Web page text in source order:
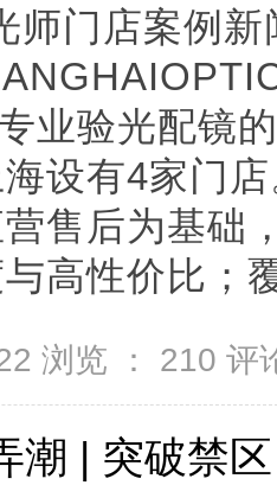
师门店案例新
业验光配镜
设有4家门
售后为基础
高性价比；
浏览 ： 210 评
潮 | 突破禁